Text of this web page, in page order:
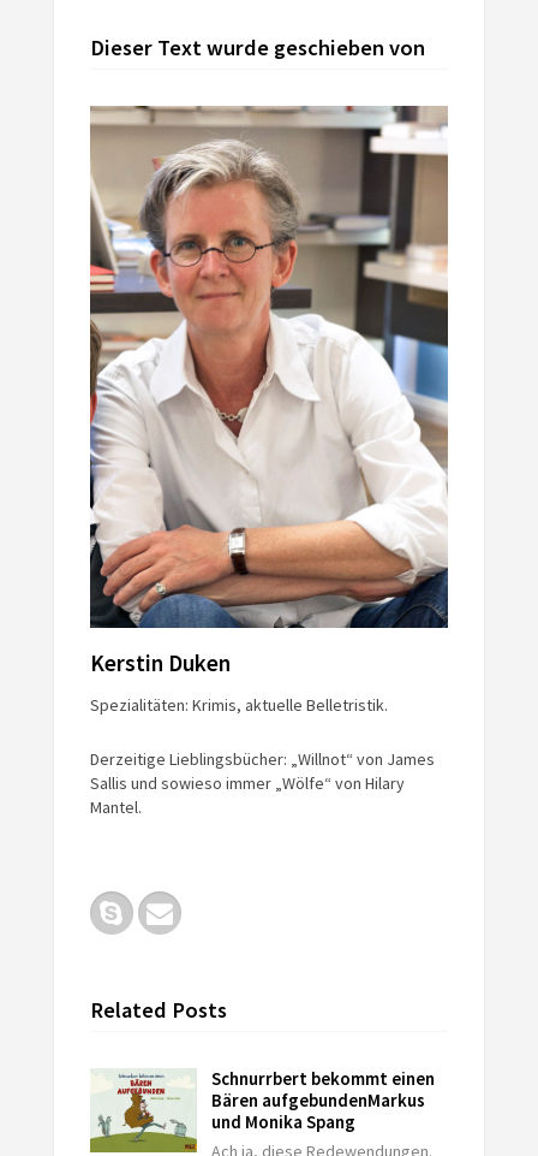
Dieser Text wurde geschieben von
Kerstin Duken
Spezialitäten: Krimis, aktuelle Belletristik.
Derzeitige Lieblingsbücher: „Willnot“ von James
Sallis und sowieso immer „Wölfe“ von Hilary
Mantel.
Related Posts
Schnurrbert bekommt einen
Bären aufgebundenMarkus
und Monika Spang
Ach ja, diese Redewendungen.